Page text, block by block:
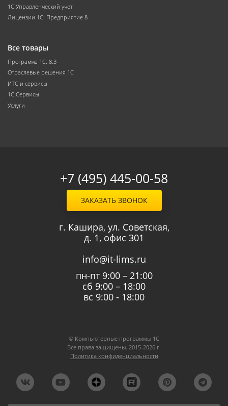
1С Управленческий учет
Лицензии 1С: Предприятие 8
Все товары
Программа 1С: 8.3
Отраслевые решения 1С
ИТС и сервисы
1С:Сервисы
Услуги
+7 (495) 445-00-58
ЗАКАЗАТЬ ЗВОНОК
г. Кашира, ул. Советская,
д. 1, офис 301
info@it-lims.ru
пн-пт 9:00 – 21:00
сб 9:00 – 18:00
вс 9:00 - 18:00
© Компьютерные программы 1C
Все права защищены. 2015-2026 г.
Политика конфиденциальности